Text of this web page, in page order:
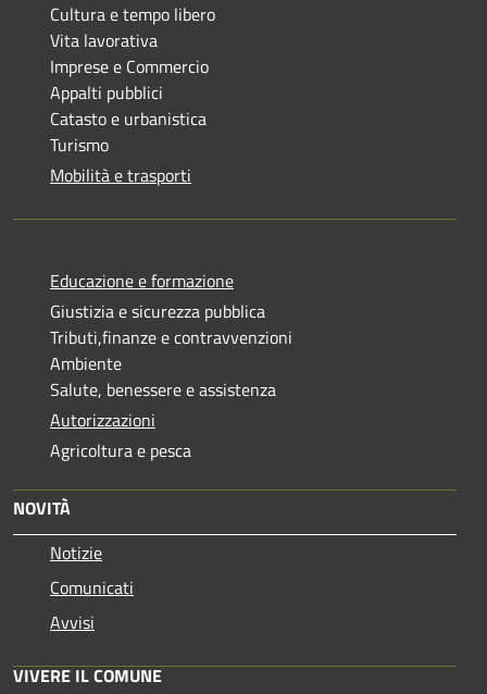
Cultura e tempo libero
Vita lavorativa
Imprese e Commercio
Appalti pubblici
Catasto e urbanistica
Turismo
Mobilità e trasporti
Educazione e formazione
Giustizia e sicurezza pubblica
Tributi,finanze e contravvenzioni
Ambiente
Salute, benessere e assistenza
Autorizzazioni
Agricoltura e pesca
NOVITÀ
Notizie
Comunicati
Avvisi
VIVERE IL COMUNE